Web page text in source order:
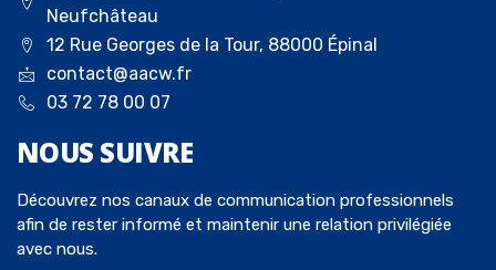
Neufchâteau
12 Rue Georges de la Tour, 88000 Épinal
contact@aacw.fr
03 72 78 00 07
NOUS SUIVRE
Découvrez nos canaux de communication professionnels
afin de rester informé et maintenir une relation privilégiée
avec nous.